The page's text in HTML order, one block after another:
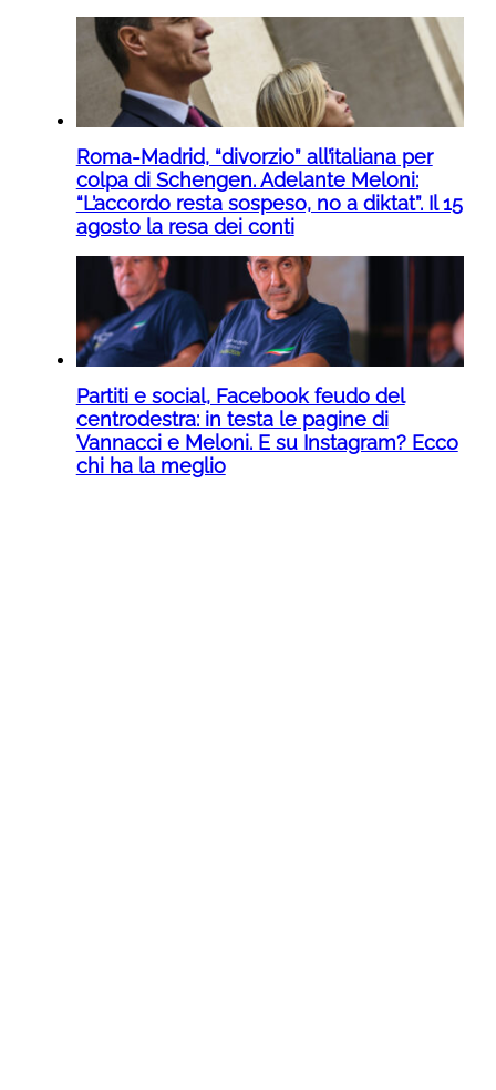
Roma-Madrid, “divorzio” all’italiana per
colpa di Schengen. Adelante Meloni:
“L’accordo resta sospeso, no a diktat”. Il 15
agosto la resa dei conti
Partiti e social, Facebook feudo del
centrodestra: in testa le pagine di
Vannacci e Meloni. E su Instagram? Ecco
chi ha la meglio